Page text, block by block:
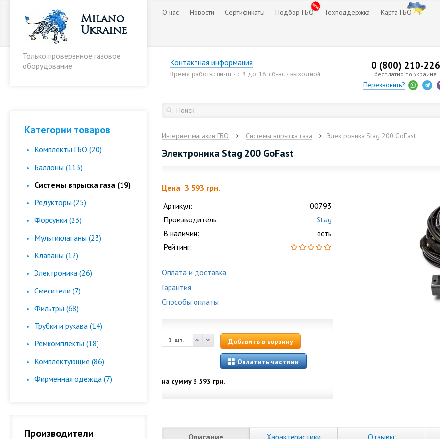
Milano
Ukraine
Только проверенное газовое
оборудование
О нас Новости Сертификаты Подбор ГБО Техподдержка Карта ГБО
Контактная информация
Время работы: пн-пт - с 9 до 18, сб-вс - выходной
0 (800) 210-226
бесплатно по Украине
Перезвонить?
Категории товаров
Комплекты ГБО (20)
Баллоны (113)
Cистемы впрыска газа (19)
Редукторы (25)
Форсунки (23)
Мультиклапаны (23)
Клапаны (12)
Электроника (26)
Смесители (7)
Фильтры (68)
Трубки и рукава (14)
Ремкомплекты (18)
Комплектующие (86)
Фирменная одежда (7)
Производители
Интернет магазин ГБО Cистемы впрыска газа Электроника Stag 200 GoFast
Электроника Stag 200 GoFast
Цена 3 593 грн.
Артикул:
00793
Производитель:
Stag
В наличии:
есть
Рейтинг:
Оплата и доставка
Гарантия
Способы оплаты
шт. Добавить в корзину
Оплатить частями
на сумму 3 593 грн.
Описание Характеристики Отзывы